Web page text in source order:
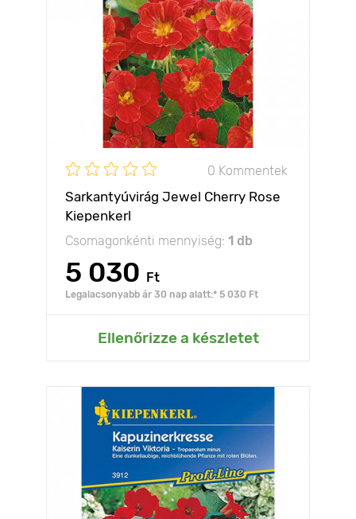
0 Kommentek
Sarkantyúvirág Jewel Cherry Rose
Kiepenkerl
Csomagonkénti mennyiség: 1 db
5 030 Ft
Legalacsonyabb ár 30 nap alatt:* 5 030 Ft
Ellenőrizze a készletet